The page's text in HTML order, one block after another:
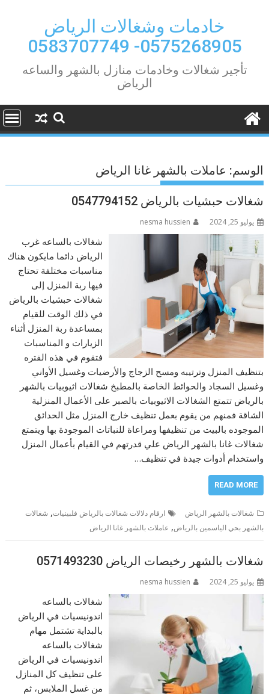
خادمات وشغالات الرياض
0575268905- 0583707749
تأجير شغالات وخادمات منازل بالشهر والساعه
الرياض
الوسم: عاملات بالشهر غانا الرياض
شغالات حبشيات بالرياض 0547794152
يوليو 25, 2024 nesma hussien
شغالات بالساعه غرب
الرياض دائما مايكون هناك
مناسبات مختلفة تحتاج
فيها ربة المنزل إلى
شغالات حبشيات بالرياض
في ذلك الوقت للقيام
بمساعدة ربة المنزل أثناء
الزيارات و المناسبات
فتقوم في هذه الفتره
بتنظيف المنزل وترتيبه ومسح الزجاج والأرضيات وغسيل الأواني
وغسيل السجاد والحوائط الخاصة بالمطبخ شغالات اثيوبيات بالشهر
بالرياض تتمتع الشغالات الاثيوبيات بالصبر على الأعمال المنزلية
الشاقة فمنهم من يقوم بعمل تنظيف خارج المنزل مثل الحدائق
الموجوده بالبيت من تنظيفها ومراعاة للنباتات الموجودة بها ويتمتع
شغالات غانا بالشهر الرياض علي قدرتهم في القيام بأعمال المنزل
واستخدام أدوات جيدة في تنظيف…
READ MORE
شغالات بالشهر الرياض ارقام دلالات شغالات بالرياض فلبينيات, شغالات
بالشهر بحي الياسمين بالرياض, عاملات بالشهر غانا الرياض
شغالات بالشهر رخيصات الرياض 0571493230
يوليو 25, 2024 nesma hussien
شغالات بالساعه
اندونيسيات في الرياض
بالبداية تشتمل مهام
شغالات بالساعه
اندونيسيات في الرياض
على تنظيف كل المنازل
من غسل الملابس، ثم